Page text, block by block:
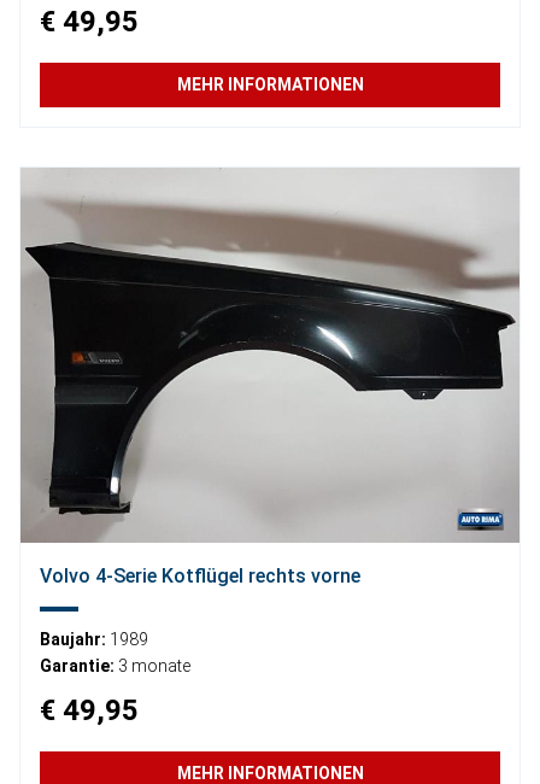
€ 49,95
MEHR INFORMATIONEN
Volvo 4-Serie Kotflügel rechts vorne
Baujahr: 1989
Garantie: 3 monate
€ 49,95
MEHR INFORMATIONEN